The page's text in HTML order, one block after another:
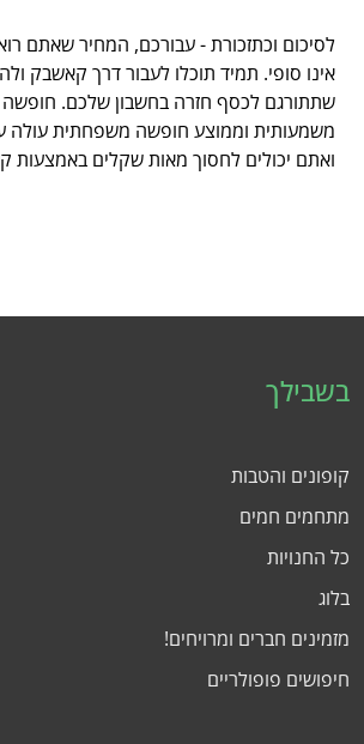
לסיכום וכתזכורת - עבורכם, המחיר שאתם
אינו סופי. תמיד תוכלו לעבור דרך קאשבק
שתתורגם לכסף חזרה בחשבון שלכם.
ואתם יכולים לחסוך מאות שקלים באמצעות
בשבילך
קופונים והטבות
מתחמים חמים
כל החנויות
בלוג
מזמינים חברים ומרויחים!
חיפושים פופולריים